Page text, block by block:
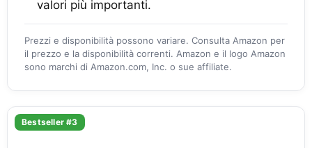
valori più importanti.
Prezzi e disponibilità possono variare. Consulta Amazon per
il prezzo e la disponibilità correnti. Amazon e il logo Amazon
sono marchi di Amazon.com, Inc. o sue affiliate.
Bestseller #3